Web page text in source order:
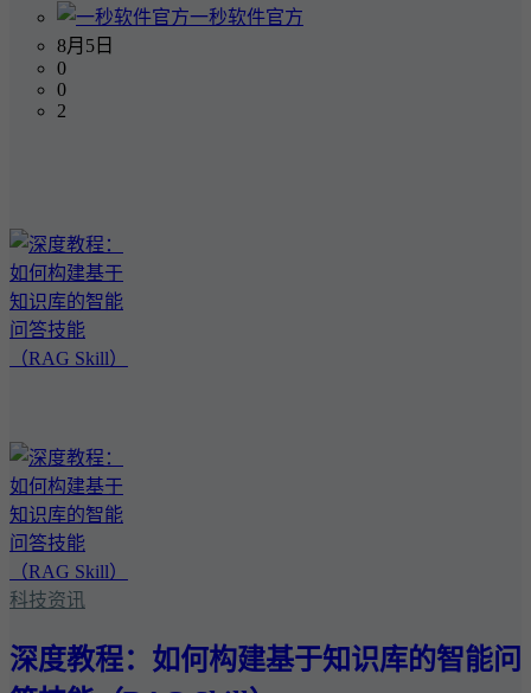
一秒软件官方
8月5日
0
0
2
科技资讯
深度教程：如何构建基于知识库的智能问